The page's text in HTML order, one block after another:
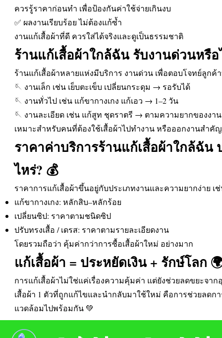
ควรรู้ราคาก่อนทำ เพื่อป้องกันค่าใช้จ่ายเกินงบ
✅ ผลงานเรียบร้อย ไม่ต้องแก้ซ้ำ
งานแก้เสื้อผ้าที่ดี ควรใส่ได้จริงและดูเป็นธรรมชาติ
ร้านแก้เสื้อผ้าใกล้ฉัน รับงานด่วนหรื
ร้านแก้เสื้อผ้าหลายแห่งมีบริการ งานด่วน เพื่อตอบโจทย์ลูกค้
🪡 งานเล็ก เช่น เย็บตะเข็บ เปลี่ยนกระดุม → รอรับได้
🪡 งานทั่วไป เช่น แก้ขากางเกง แก้เอว → 1–2 วัน
🪡 งานละเอียด เช่น แก้สูท ชุดราตรี → ตามความยากของงาน
เหมาะสำหรับคนที่ต้องใช้เสื้อผ้าไปทำงาน หรือออกงานสำคั
ราคาค่าบริการร้านแก้เสื้อผ้าใกล้ฉัน
ไหร่? 💰
ราคาการแก้เสื้อผ้าขึ้นอยู่กับประเภทงานและความยากง่าย เ
แก้ขากางเกง: หลักสิบ–หลักร้อย
เปลี่ยนซิป: ราคาตามชนิดซิป
ปรับทรงเสื้อ / เดรส: ราคาตามรายละเอียดงาน
โดยรวมถือว่า คุ้มค่ากว่าการซื้อเสื้อผ้าใหม่ อย่างมาก
แก้เสื้อผ้า = ประหยัดเงิน + รักษ์โลก
การแก้เสื้อผ้าไม่ใช่แค่เรื่องความคุ้มค่า แต่ยังช่วยลดขยะจา
เสื้อผ้า 1 ตัวที่ถูกแก้ไขและนำกลับมาใช้ใหม่ คือการช่วยลดก
แวดล้อมไปพร้อมกัน 💚